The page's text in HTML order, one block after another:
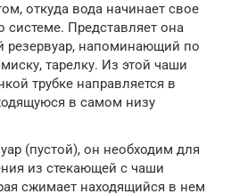
откуда вода начинает свое
системе. Представляет она
резервуар, напоминающий по
тарелку. Из этой чаши
трубке направляется в
в самом низу
(пустой), он необходим для
из стекающей с чаши
сжимает находящийся в нем